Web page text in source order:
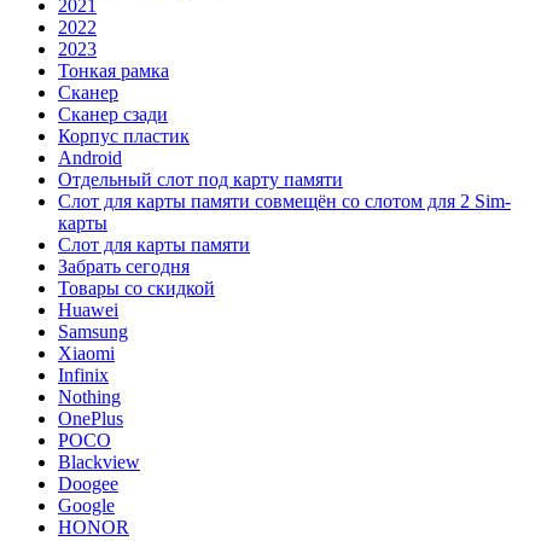
2021
2022
2023
Тонкая рамка
Сканер
Сканер сзади
Корпус пластик
Android
Отдельный слот под карту памяти
Слот для карты памяти совмещён со слотом для 2 Sim-
карты
Слот для карты памяти
Забрать сегодня
Товары со скидкой
Huawei
Samsung
Xiaomi
Infinix
Nothing
OnePlus
POCO
Blackview
Doogee
Google
HONOR